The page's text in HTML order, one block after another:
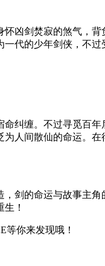
凶剑焚寂的煞气，
代的少年剑侠，不
纠缠。不过寻觅百
人间散仙的命运。
剑的命运与故事主
！
你来发现哦！